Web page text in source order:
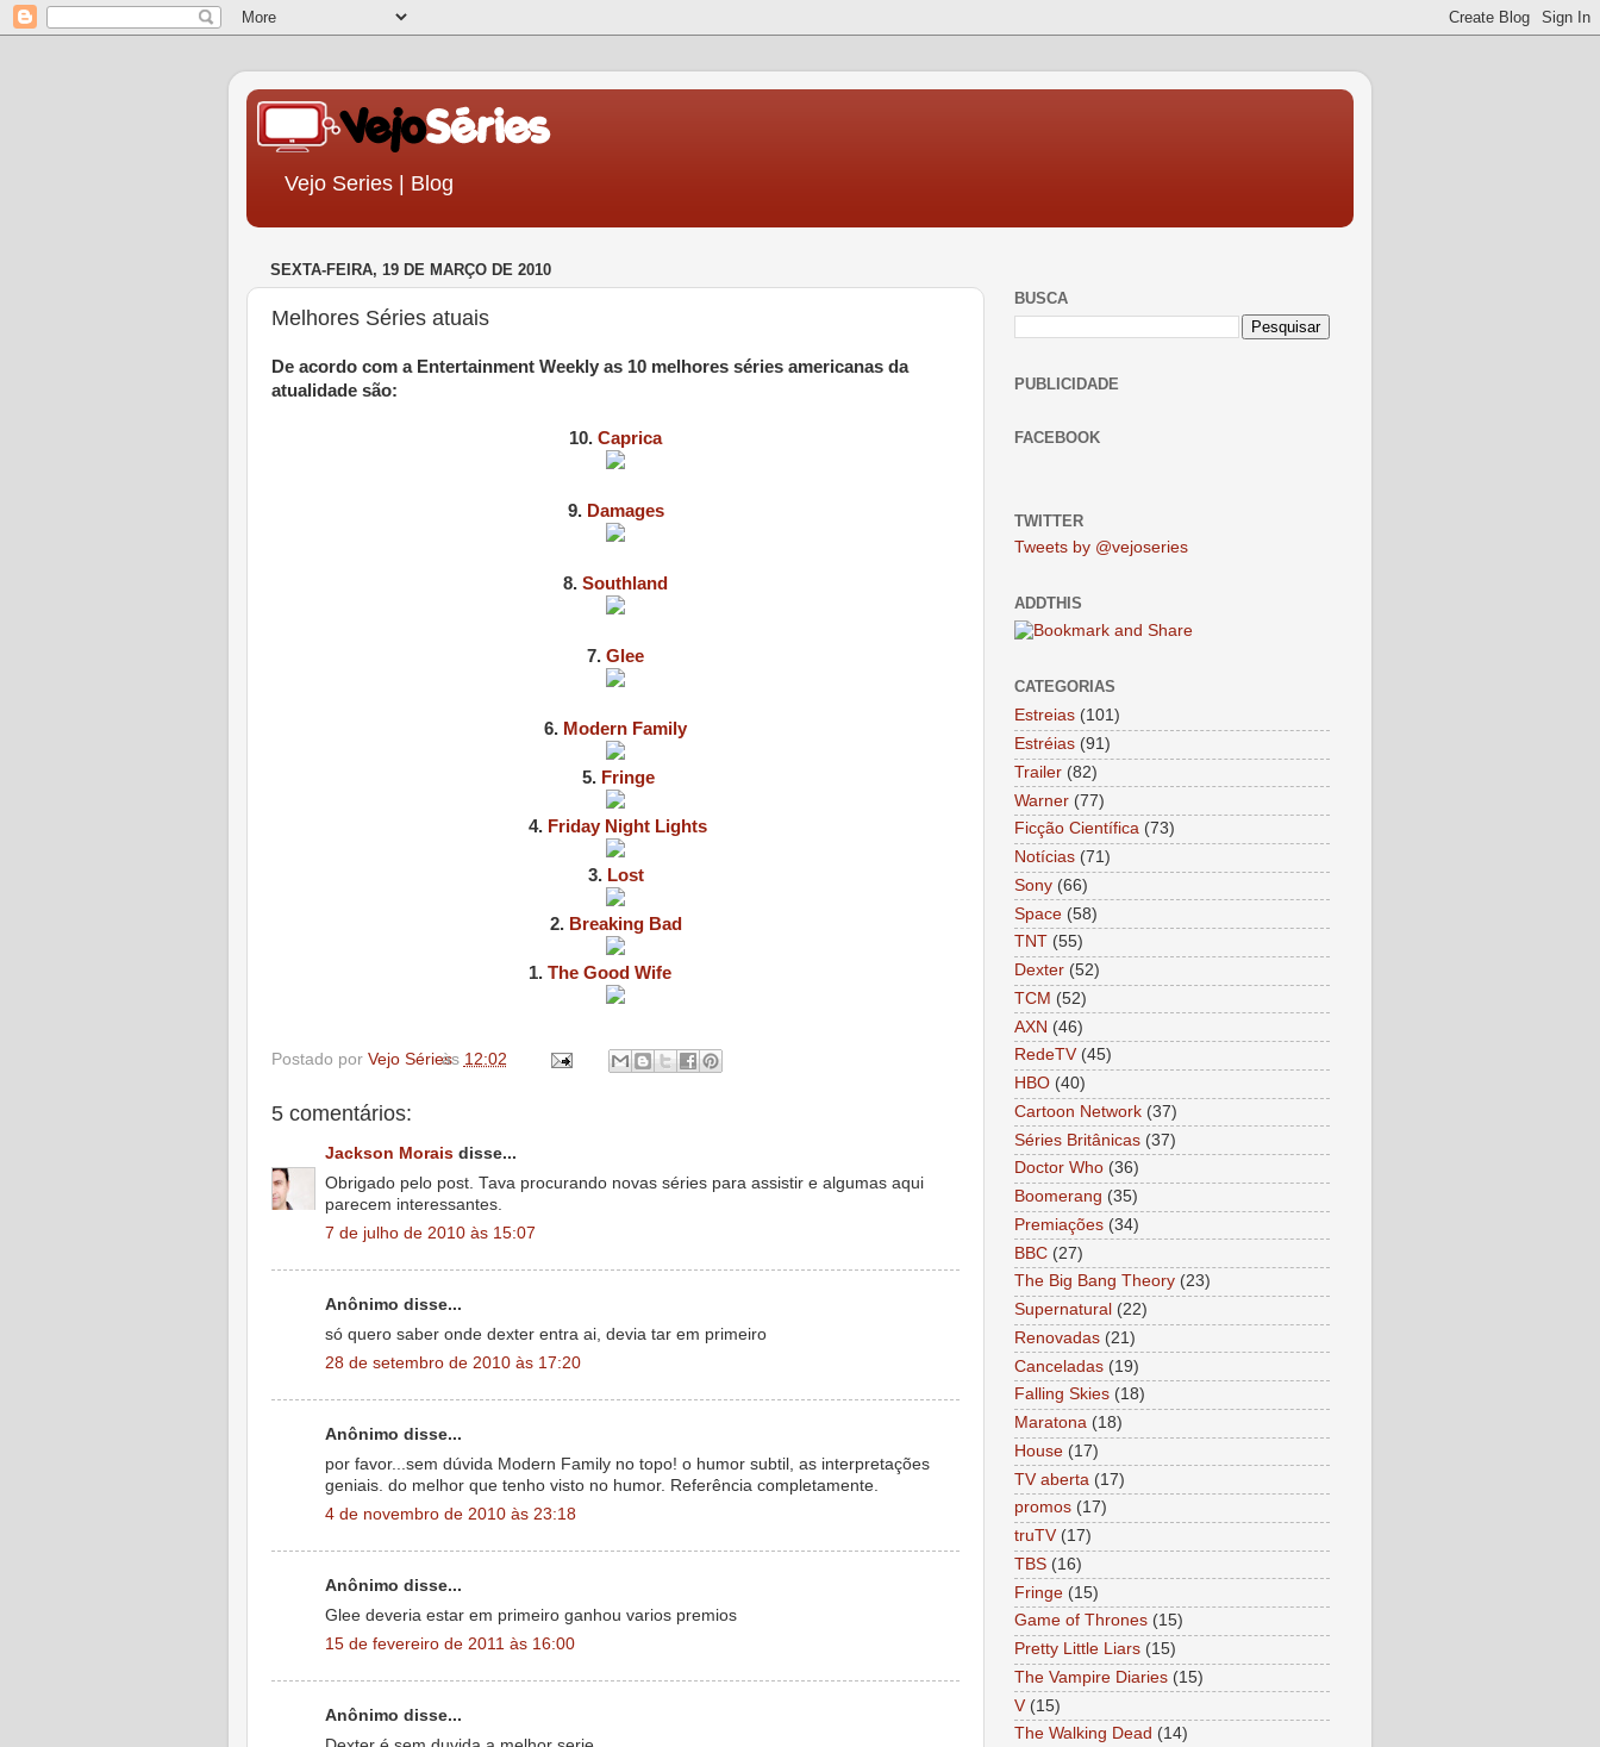
Vejo Series | Blog
SEXTA-FEIRA, 19 DE MARÇO DE 2010
Melhores Séries atuais
De acordo com a Entertainment Weekly as 10 melhores séries americanas da
atualidade são:
10. Caprica
9. Damages
8. Southland
7. Glee
6. Modern Family
5. Fringe
4. Friday Night Lights
3. Lost
2. Breaking Bad
1.The Good Wife
Postado por Vejo Sériesàs 12:02
5 comentários:
Jackson Morais disse...
Obrigado pelo post. Tava procurando novas séries para assistir e algumas aqui
parecem interessantes.
7 de julho de 2010 às 15:07
Anônimo disse...
só quero saber onde dexter entra ai, devia tar em primeiro
28 de setembro de 2010 às 17:20
Anônimo disse...
por favor...sem dúvida Modern Family no topo! o humor subtil, as interpretações
geniais. do melhor que tenho visto no humor. Referência completamente.
4 de novembro de 2010 às 23:18
Anônimo disse...
Glee deveria estar em primeiro ganhou varios premios
15 de fevereiro de 2011 às 16:00
Anônimo disse...
BUSCA
PUBLICIDADE
FACEBOOK
TWITTER
Tweets by @vejoseries
ADDTHIS
CATEGORIAS
Estreias (101)
Estréias (91)
Trailer (82)
Warner (77)
Ficção Científica (73)
Notícias (71)
Sony (66)
Space (58)
TNT (55)
Dexter (52)
TCM (52)
AXN (46)
RedeTV (45)
HBO (40)
Cartoon Network (37)
Séries Britânicas (37)
Doctor Who (36)
Boomerang (35)
Premiações (34)
BBC (27)
The Big Bang Theory (23)
Supernatural (22)
Renovadas (21)
Canceladas (19)
Falling Skies (18)
Maratona (18)
House (17)
TV aberta (17)
promos (17)
truTV (17)
TBS (16)
Fringe (15)
Game of Thrones (15)
Pretty Little Liars (15)
The Vampire Diaries (15)
V (15)
The Walking Dead (14)